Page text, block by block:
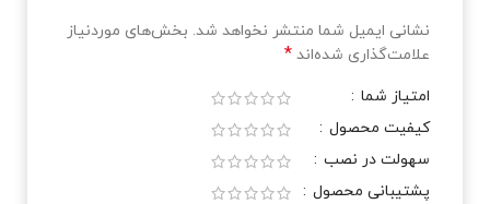
نشانی ایمیل شما منتشر نخواهد شد. بخش‌های موردنیاز
علامت‌گذاری شده‌اند *
امتیاز شما
کیفیت محصول
سهولت در نصب
پشتیبانی محصول